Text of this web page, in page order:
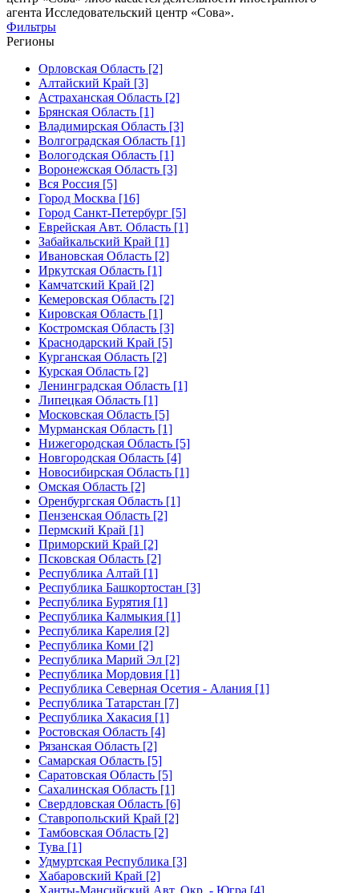
агента Исследовательский центр «Сова».
Фильтры
Регионы
Орловская Область [2]
Алтайский Край [3]
Астраханская Область [2]
Брянская Область [1]
Владимирская Область [3]
Волгоградская Область [1]
Вологодская Область [1]
Воронежская Область [3]
Вся Россия [5]
Город Москва [16]
Город Санкт-Петербург [5]
Еврейская Авт. Область [1]
Забайкальский Край [1]
Ивановская Область [2]
Иркутская Область [1]
Камчатский Край [2]
Кемеровская Область [2]
Кировская Область [1]
Костромская Область [3]
Краснодарский Край [5]
Курганская Область [2]
Курская Область [2]
Ленинградская Область [1]
Липецкая Область [1]
Московская Область [5]
Мурманская Область [1]
Нижегородская Область [5]
Новгородская Область [4]
Новосибирская Область [1]
Омская Область [2]
Оренбургская Область [1]
Пензенская Область [2]
Пермский Край [1]
Приморский Край [2]
Псковская Область [2]
Республика Алтай [1]
Республика Башкортостан [3]
Республика Бурятия [1]
Республика Калмыкия [1]
Республика Карелия [2]
Республика Коми [2]
Республика Марий Эл [2]
Республика Мордовия [1]
Республика Северная Осетия - Алания [1]
Республика Татарстан [7]
Республика Хакасия [1]
Ростовская Область [4]
Рязанская Область [2]
Самарская Область [5]
Саратовская Область [5]
Сахалинская Область [1]
Свердловская Область [6]
Ставропольский Край [2]
Тамбовская Область [2]
Тува [1]
Удмуртская Республика [3]
Хабаровский Край [2]
Ханты-Мансийский Авт. Окр. - Югра [4]